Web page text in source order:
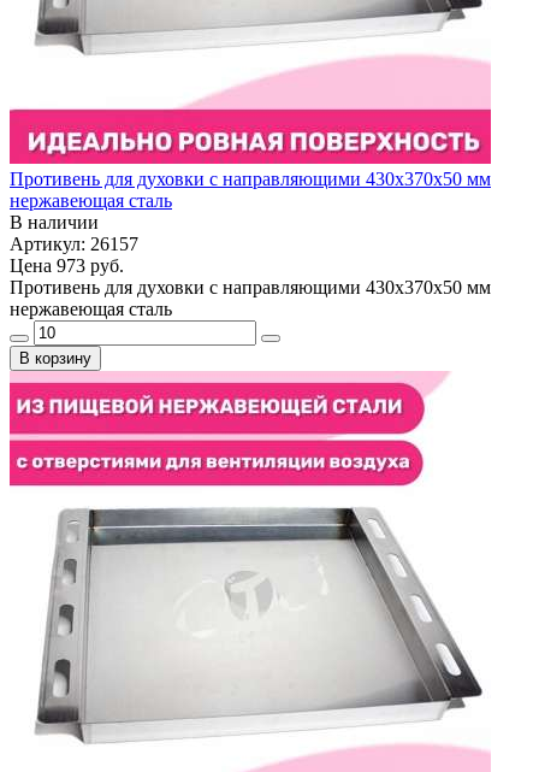
Противень для духовки с направляющими 430х370х50 мм
нержавеющая сталь
В наличии
Артикул: 26157
Цена 973 руб.
Противень для духовки с направляющими 430х370х50 мм
нержавеющая сталь
В корзину